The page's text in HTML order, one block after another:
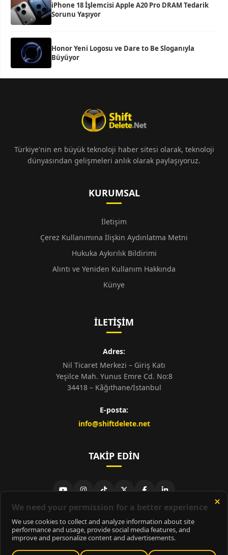
iPhone 18 İşlemcisi Apple A20 Pro DRAM Tedarik
Sorunu Yaşıyor
Honor Yeni Logosu ve Dare to Be Sloganıyla
Büyüyor
Türkiye'nin en büyük teknoloji haber sitesi olarak, teknoloji
dünyasından gelişmeleri anlık olarak paylaşıyoruz.
KURUMSAL
İletişim
Çerez Kullanımına İlişkin Aydınlatma Metni
Hukuka Aykırılık Bildirimi
Alıntı ve Yeniden Kullanım Hakkında
Künye
İLETIŞIM
Adres:
Nil Ticaret Merkezi – Giriş Katı
Yeşilce Mah. Yunus Emre Cd. No:8
34418 – Kâğıthane/İstanbul
E-posta:
info@shiftdelete.net
TAKIP EDIN
© 2026ShiftDelete.Net- Tüm hakları saklıdır.